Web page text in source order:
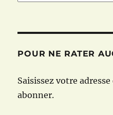
POUR NE RATER
Saisissez votre
abonner.